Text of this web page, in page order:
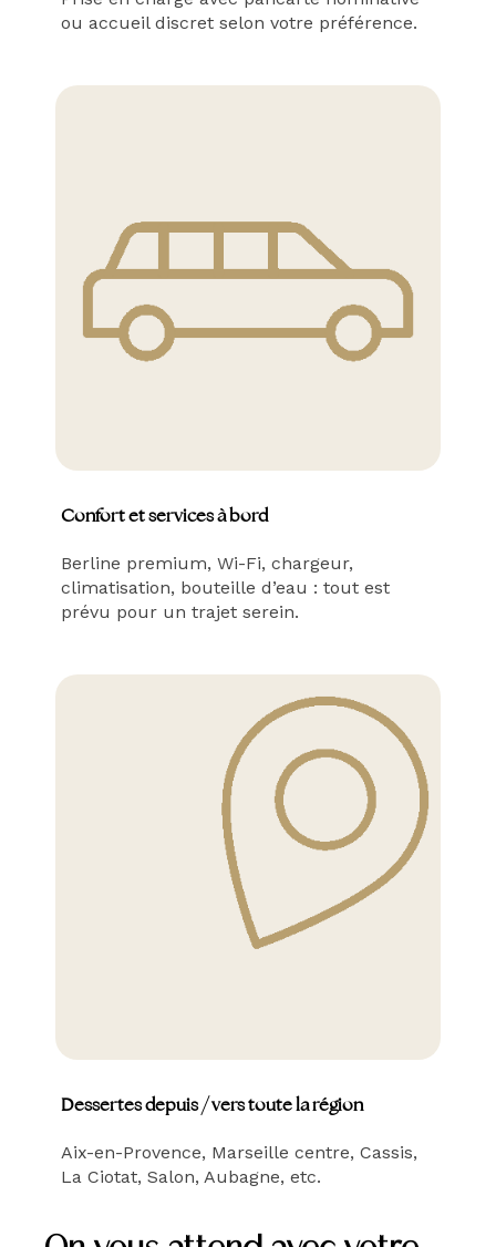
ou accueil discret selon votre préférence.
Confort et services à bord
Berline premium, Wi-Fi, chargeur,
climatisation, bouteille d’eau : tout est
prévu pour un trajet serein.
Dessertes depuis / vers toute la région
Aix-en-Provence, Marseille centre, Cassis,
La Ciotat, Salon, Aubagne, etc.